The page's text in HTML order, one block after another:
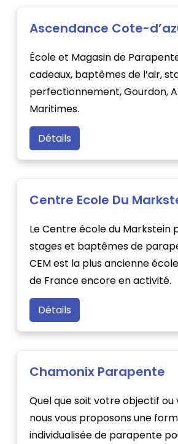
Ascendance Cote-
École et Magasin de
cadeaux, baptêmes de l’air,
perfectionnement, Gourdon,
Maritimes.
Détails
Centre Ecole Du
Le Centre école du Markstein
stages et baptêmes de
CEM est la plus ancienne
de France encore en activité.
Détails
Chamonix Parapente
Quel que soit votre objectif ou
nous vous proposons une
individualisée de parapente